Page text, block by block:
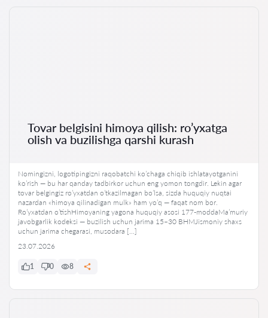
Tovar belgisini himoya qilish: ro’yxatga
olish va buzilishga qarshi kurash
Nomingizni, logotipingizni raqobatchi ko’chaga chiqib ishlatayotganini
ko’rish — bu har qanday tadbirkor uchun eng yomon tongdir. Lekin agar
tovar belgingiz ro’yxatdan o’tkazilmagan bo’lsa, sizda huquqiy nuqtai
nazardan «himoya qilinadigan mulk» ham yo’q — faqat nom bor.
Ro’yxatdan o’tishHimoyaning yagona huquqiy asosi 177-moddaMa’muriy
javobgarlik kodeksi — buzilish uchun jarima 15–30 BHMJismoniy shaxs
uchun jarima chegarasi, musodara […]
23.07.2026
1 0 8